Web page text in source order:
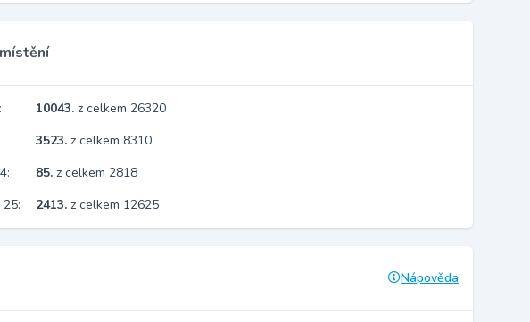
10043. z celkem 26320
3523. z celkem 8310
85. z celkem 2818
2413. z celkem 12625
Nápověda